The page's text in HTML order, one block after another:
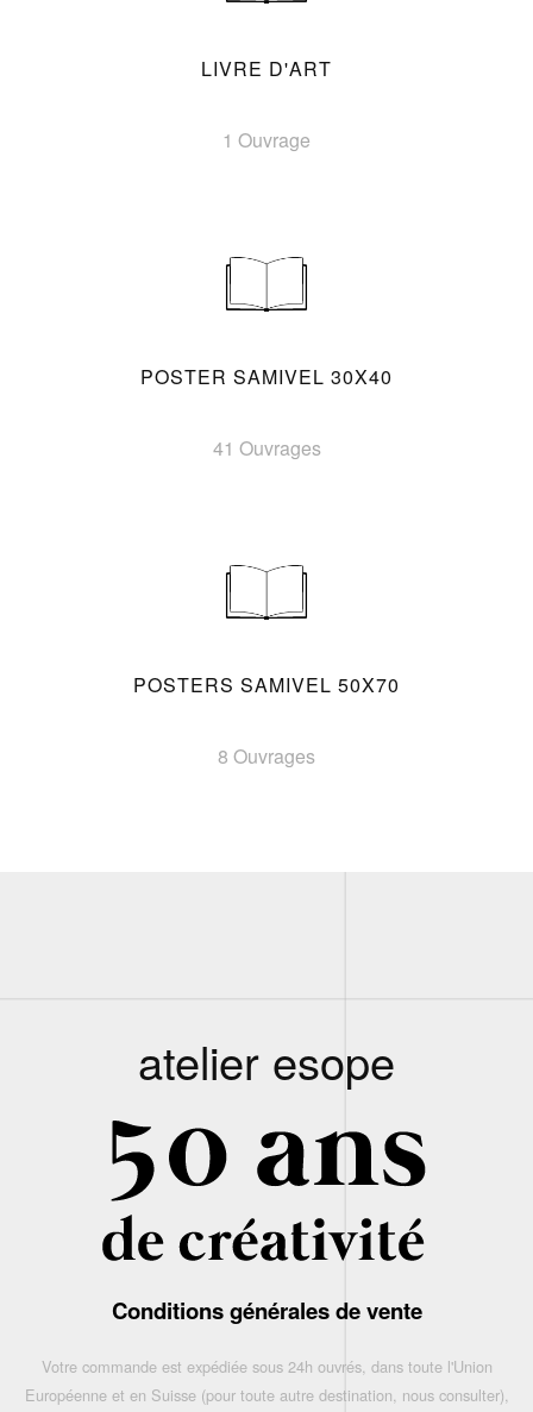
LIVRE D'ART
1 Ouvrage
POSTER SAMIVEL 30X40
41 Ouvrages
POSTERS SAMIVEL 50X70
8 Ouvrages
atelier esope
Conditions générales de vente
Votre commande est expédiée sous 24h ouvrés, dans toute l'Union
Européenne et en Suisse (pour toute autre destination, nous consulter),